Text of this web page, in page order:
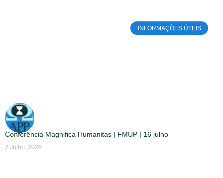
INFORMAÇÕES ÚTEIS
Conferência Magnifica Humanitas | FMUP | 16 julho
2 Julho, 2026